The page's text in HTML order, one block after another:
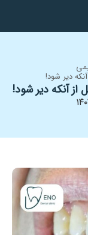
دیر شود!
آنکه دیر شود!